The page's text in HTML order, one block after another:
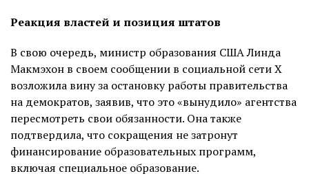
Реакция властей и позиция штатов
В свою очередь, министр образования США Линда
Макмэхон в своем сообщении в социальной сети X
возложила вину за остановку работы правительства
на демократов, заявив, что это «вынудило» агентства
пересмотреть свои обязанности. Она также
подтвердила, что сокращения не затронут
финансирование образовательных программ,
включая специальное образование.